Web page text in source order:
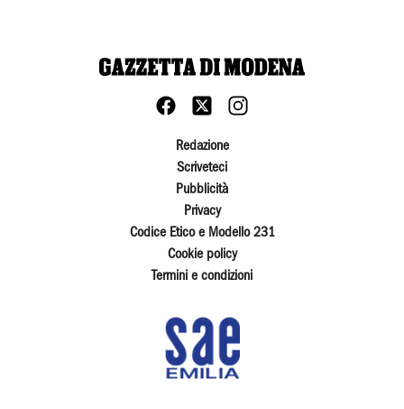
Redazione
Scriveteci
Pubblicità
Privacy
Codice Etico e Modello 231
Cookie policy
Termini e condizioni